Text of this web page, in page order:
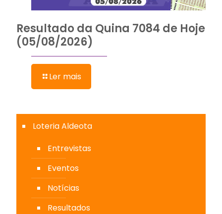
Resultado da Quina 7084 de Hoje
(05/08/2026)
Ler mais
Loteria Aldeota
Entrevistas
Eventos
Notícias
Resultados